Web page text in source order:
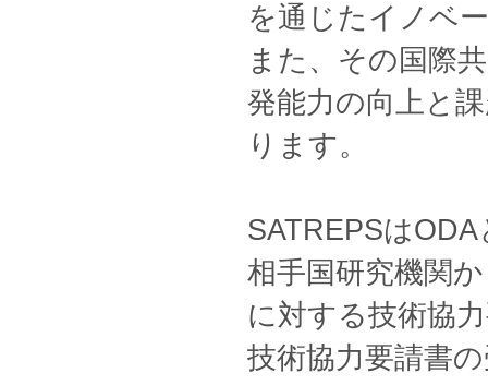
を通じたイノベ
また、その国際
発能力の向上と
ります。
SATREPSは
相手国研究機関
に対する技術協
技術協力要請書